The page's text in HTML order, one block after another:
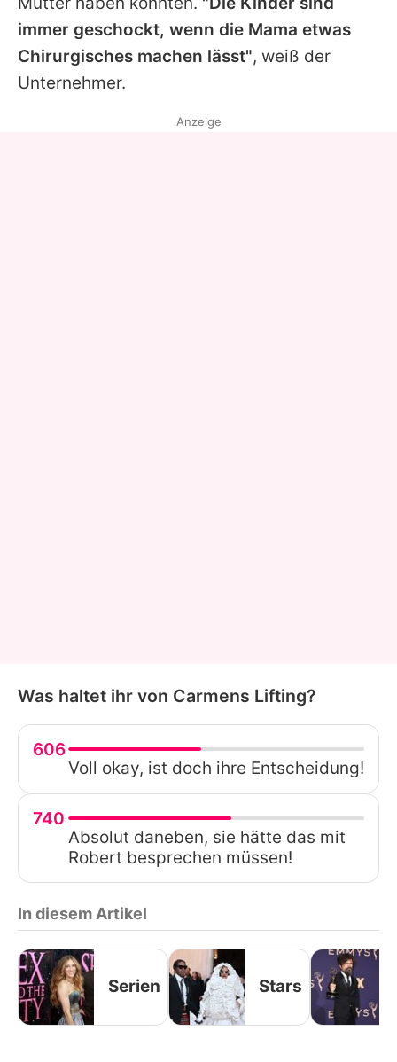
immer geschockt, wenn die Mama etwas
Chirurgisches machen lässt", weiß der
Unternehmer.
Anzeige
Was haltet ihr von Carmens Lifting?
606
Voll okay, ist doch ihre Entscheidung!
740
Absolut daneben, sie hätte das mit
Robert besprechen müssen!
In diesem Artikel
Serien Stars